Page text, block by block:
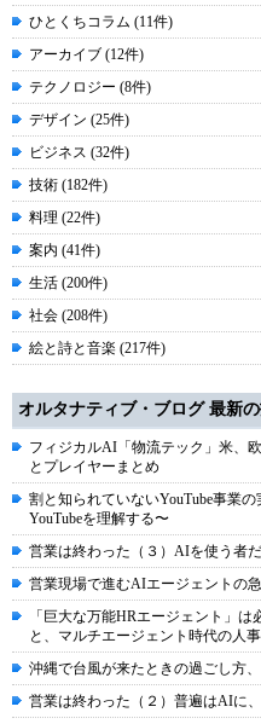
ひとくちコラム (11件)
アーカイブ (12件)
テクノロジー (8件)
デザイン (25件)
ビジネス (32件)
技術 (182件)
料理 (22件)
案内 (41件)
生活 (200件)
社会 (208件)
絵と詩と音楽 (217件)
オルタナティブ・ブログ 最新
フィジカルAI「物流テック」米、
とプレイヤーまとめ
割と知られていないYouTube事業
YouTubeを理解する〜
営業は終わった（３）AIを使う者
営業現場で進むAIエージェントの
「巨大な万能HRエージェント」は
と、マルチエージェント時代の人事
沖縄で台風が来たときの過ごし方
営業は終わった（２）普遍はAIに